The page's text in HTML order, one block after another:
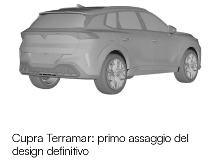
Cupra Terramar: primo assaggio del
design definitivo